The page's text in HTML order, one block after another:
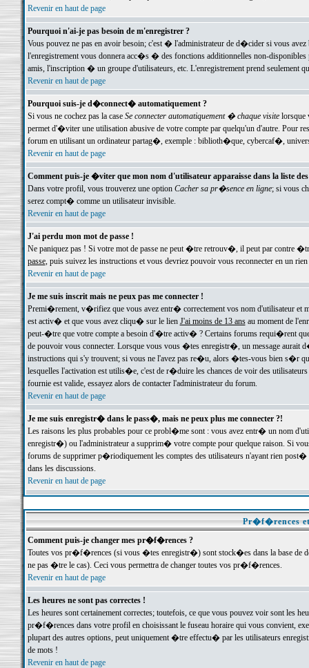
Revenir en haut de page
Pourquoi n'ai-je pas besoin de m'enregistrer ?
Vous pouvez ne pas en avoir besoin; c'est � l'administrateur de d�cider si vous
l'enregistrement vous donnera acc�s � des fonctions additionnelles non-
amis, l'inscription � un groupe d'utilisateurs, etc. L'enregistrement prend seulement
Revenir en haut de page
Pourquoi suis-je d�connect� automatiquement ?
Si vous ne cochez pas la case Se connecter automatiquement � chaque visitelorsque
permet d'�viter une utilisation abusive de votre compte par quelqu'un d'autre. Pour
forum en utilisant un ordinateur partag�, exemple : biblioth�que, cybercaf�,
Revenir en haut de page
Comment puis-je �viter que mon nom d'utilisateur apparaisse dans la liste
Dans votre profil, vous trouverez une option Cacher sa pr�sence en ligne; si vous
serez compt� comme un utilisateur invisible.
Revenir en haut de page
J'ai perdu mon mot de passe !
Ne paniquez pas ! Si votre mot de passe ne peut �tre retrouv�, il peut par contre
passe, puis suivez les instructions et vous devriez pouvoir vous reconnecter en un rien
Revenir en haut de page
Je me suis inscrit mais ne peux pas me connecter !
Premi�rement, v�rifiez que vous avez entr� correctement vos nom d'utilisateur
est activ� et que vous avez cliqu� sur le lien J'ai moins de 13 ansau moment de
peut-�tre que votre compte a besoin d'�tre activ� ? Certains forums requi�rent
de pouvoir vous connecter. Lorsque vous vous �tes enregistr�, un message aurait
instructions qui s'y trouvent; si vous ne l'avez pas re�u, alors �tes-vous bien s�r
lesquelles l'activation est utilis�e, c'est de r�duire les chances de voir des
fournie est valide, essayez alors de contacter l'administrateur du forum.
Revenir en haut de page
Je me suis enregistr� dans le pass�, mais ne peux plus me connecter ?!
Les raisons les plus probables pour ce probl�me sont : vous avez entr� un nom
enregistr�) ou l'administrateur a supprim� votre compte pour quelque raison. Si
forums de supprimer p�riodiquement les comptes des utilisateurs n'ayant rien
dans les discussions.
Revenir en haut de page
Pr�f�rences
Comment puis-je changer mes pr�f�rences ?
Toutes vos pr�f�rences (si vous �tes enregistr�) sont stock�es dans la base de
ne pas �tre le cas). Ceci vous permettra de changer toutes vos pr�f�rences.
Revenir en haut de page
Les heures ne sont pas correctes !
Les heures sont certainement correctes; toutefois, ce que vous pouvez voir sont
pr�f�rences dans votre profil en choisissant le fuseau horaire qui vous convient,
plupart des autres options, peut uniquement �tre effectu� par les utilisateurs
de mots !
Revenir en haut de page